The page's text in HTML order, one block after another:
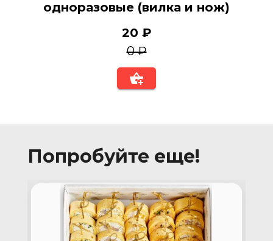
одноразовые (вилка и нож)
20 ₽
0 ₽
Попробуйте еще!